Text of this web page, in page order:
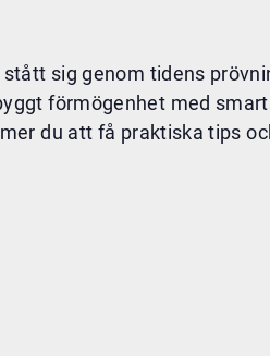
sig genom tidens
förmögenhet med
du att få praktiska tips